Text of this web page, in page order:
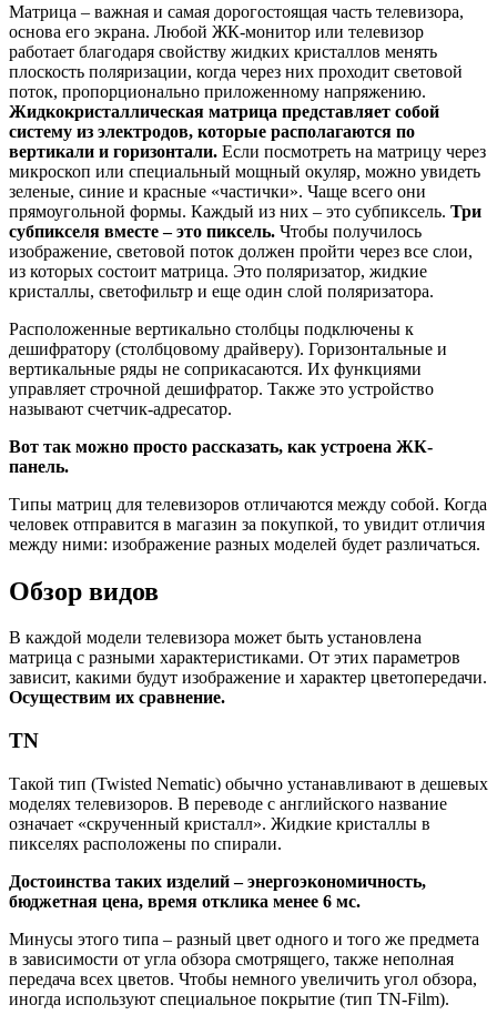
Матрица – важная и самая дорогостоящая часть телевизора,
основа его экрана. Любой ЖК-монитор или телевизор
работает благодаря свойству жидких кристаллов менять
плоскость поляризации, когда через них проходит световой
поток, пропорционально приложенному напряжению.
Жидкокристаллическая матрица представляет собой
систему из электродов, которые располагаются по
вертикали и горизонтали. Если посмотреть на матрицу через
микроскоп или специальный мощный окуляр, можно увидеть
зеленые, синие и красные «частички». Чаще всего они
прямоугольной формы. Каждый из них – это субпиксель. Три
субпикселя вместе – это пиксель. Чтобы получилось
изображение, световой поток должен пройти через все слои,
из которых состоит матрица. Это поляризатор, жидкие
кристаллы, светофильтр и еще один слой поляризатора.
Расположенные вертикально столбцы подключены к
дешифратору (столбцовому драйверу). Горизонтальные и
вертикальные ряды не соприкасаются. Их функциями
управляет строчной дешифратор. Также это устройство
называют счетчик-адресатор.
Вот так можно просто рассказать, как устроена ЖК-
панель.
Типы матриц для телевизоров отличаются между собой. Когда
человек отправится в магазин за покупкой, то увидит отличия
между ними: изображение разных моделей будет различаться.
Обзор видов
В каждой модели телевизора может быть установлена
матрица с разными характеристиками. От этих параметров
зависит, какими будут изображение и характер цветопередачи.
Осуществим их сравнение.
TN
Такой тип (Twisted Nematic) обычно устанавливают в дешевых
моделях телевизоров. В переводе с английского название
означает «скрученный кристалл». Жидкие кристаллы в
пикселях расположены по спирали.
Достоинства таких изделий – энергоэкономичность,
бюджетная цена, время отклика менее 6 мс.
Минусы этого типа – разный цвет одного и того же предмета
в зависимости от угла обзора смотрящего, также неполная
передача всех цветов. Чтобы немного увеличить угол обзора,
иногда используют специальное покрытие (тип TN-Film).